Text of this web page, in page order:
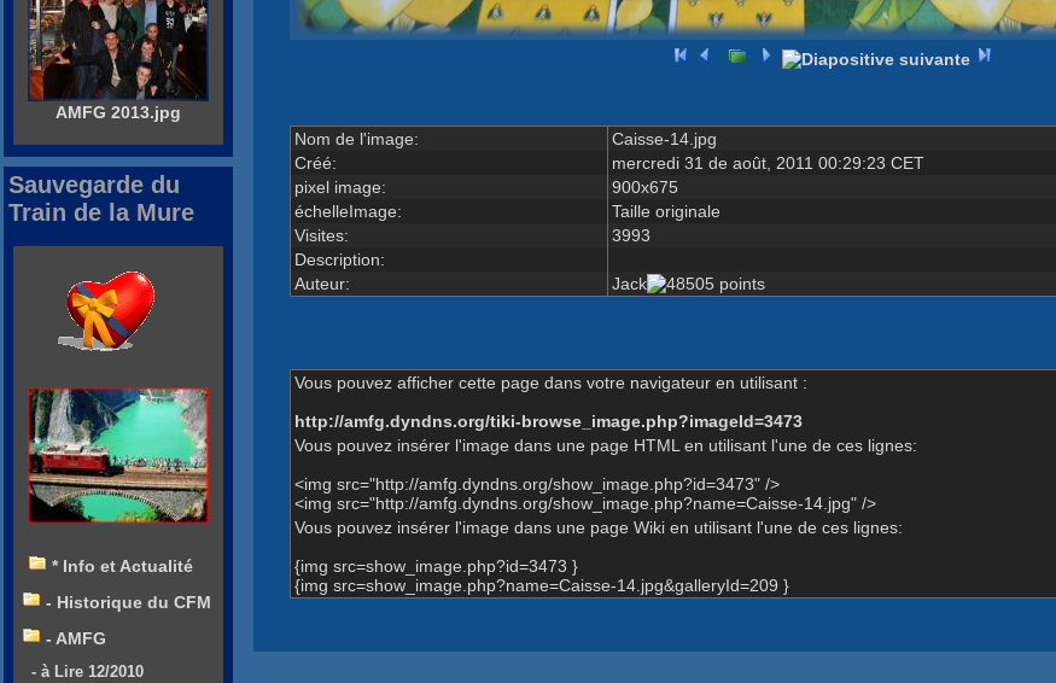
Nom de l'image:
Caisse-14.jpg
Créé:
mercredi 31 de août, 2011 00:29:23 CET
pixel image:
900x675
échelleImage:
Taille originale
Visites:
3993
Description:
Auteur:
Jack
Vous pouvez afficher cette page dans votre navigateur en utilisant :
http://amfg.dyndns.org/tiki-browse_image.php?imageId=3473
Vous pouvez insérer l'image dans une page HTML en utilisant l'une de ces lignes:
<img src="http://amfg.dyndns.org/show_image.php?id=3473" />
<img src="http://amfg.dyndns.org/show_image.php?name=Caisse-14.jpg" />
Vous pouvez insérer l'image dans une page Wiki en utilisant l'une de ces lignes:
{img src=show_image.php?id=3473 }
{img src=show_image.php?name=Caisse-14.jpg&galleryId=209 }
AMFG 2013.jpg
Sauvegarde du
Train de la Mure
* Info et Actualité
- Historique du CFM
- AMFG
- à Lire 12/2010